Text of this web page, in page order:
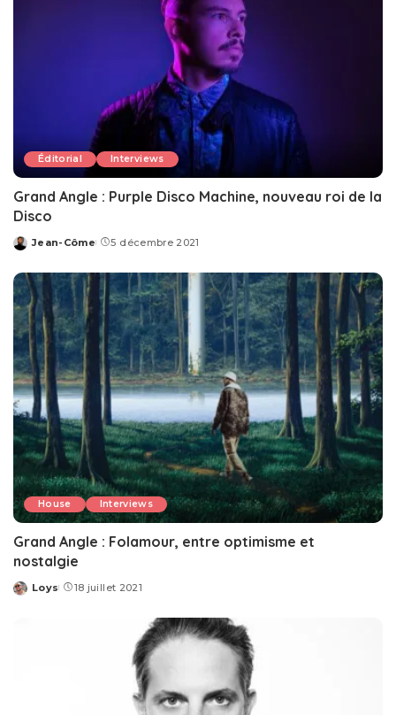
Éditorial Interviews
Grand Angle : Purple Disco Machine, nouveau roi de la
Disco
Posted
Jean-Côme 5 décembre 2021
House Interviews
Grand Angle : Folamour, entre optimisme et
nostalgie
Posted
Loys 18 juillet 2021